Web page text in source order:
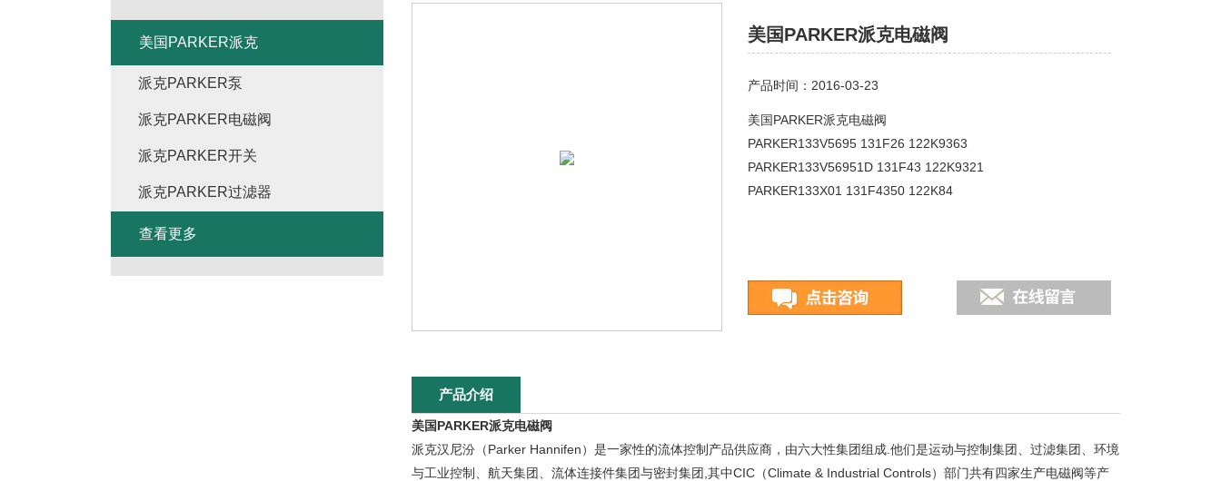
美国PARKER派克电磁阀
产品时间：2016-03-23
美国PARKER派克电磁阀
PARKER133V5695 131F26 122K9363
PARKER133V56951D 131F43 122K9321
PARKER133X01 131F4350 122K84
产品介绍
美国PARKER派克电磁阀
派克汉尼汾（Parker Hannifen）是一家性的流体控制产品供应商，由六大性集团组成.他们是运动与控制集团、过滤集团、环境
与工业控制、航天集团、流体连接件集团与密封集团,其中CIC（Climate & Industrial Controls）部门共有四家生产电磁阀等产
美国PARKER派克
派克PARKER泵
派克PARKER电磁阀
派克PARKER开关
派克PARKER过滤器
查看更多